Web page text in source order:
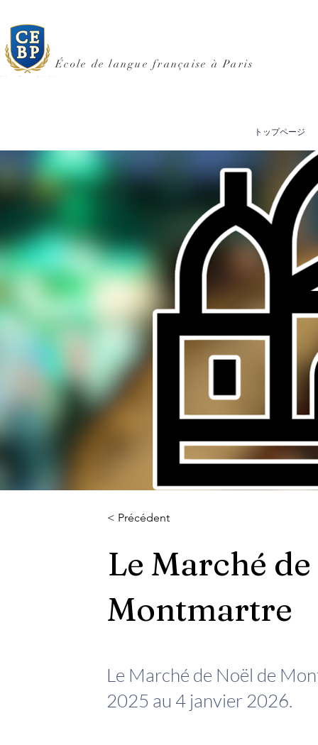
École de langue française à Paris
トップページ
< Précédent
Le Marché
Montmartre
Le Marché de Noël de
2025 au 4 janvier 2026.